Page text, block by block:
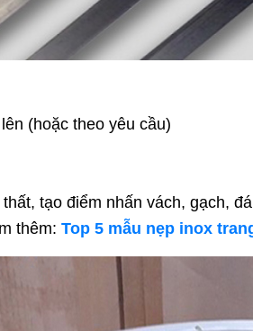
(hoặc theo yêu cầu)
tạo điểm nhấn vách, gạch,
thêm: Top 5 mẫu nẹp inox